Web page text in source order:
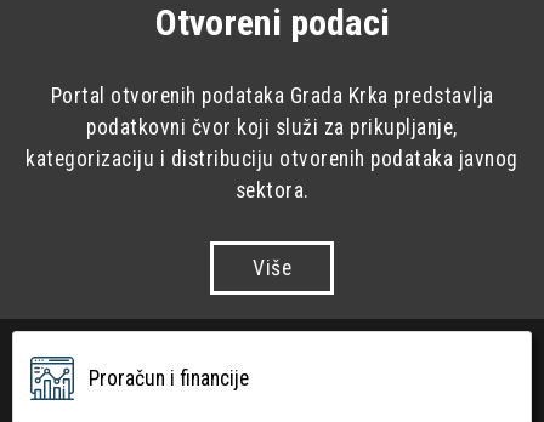
Otvoreni podaci
Portal otvorenih podataka Grada Krka predstavlja
podatkovni čvor koji služi za prikupljanje,
kategorizaciju i distribuciju otvorenih podataka javnog
sektora.
Više
Proračun i financije